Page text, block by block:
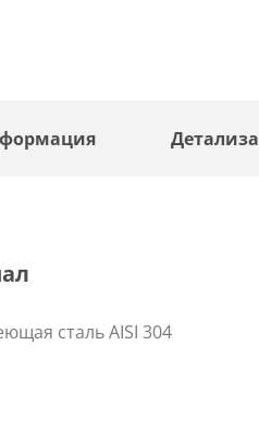
сталь AISI 304